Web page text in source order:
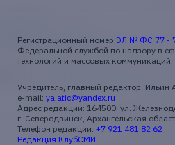
Регистрационный номер ЭЛ № ФС 77 -
Федеральной службой по надзору в
технологий и массовых коммуникаций.
Учредитель, главный редактор: Ильин
e-mail: ya.atic@yandex.ru
Адрес редакции: 164500, ул.
г. Северодвинск, Архангельская
Телефон редакции: +7 921 481 82 62
Редакция КлубСМИ